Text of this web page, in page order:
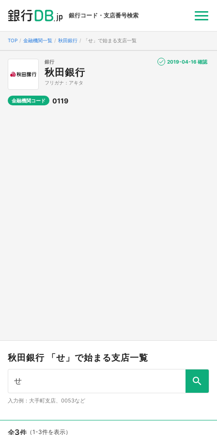
銀行コード・支店番号検索
TOP 金融機関一覧 秋田銀行 「せ」で始まる支店一覧
銀行
秋田銀行
フリガナ：アキタ
金融機関コード 0119
2019-04-16 確認
秋田銀行 「せ」で始まる支店一覧
入力例：大手町支店、0053など
全3件 （1-3件を表示）